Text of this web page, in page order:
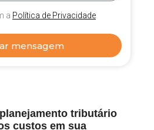
a Política de Privacidade
mensagem
tributário
custos em sua